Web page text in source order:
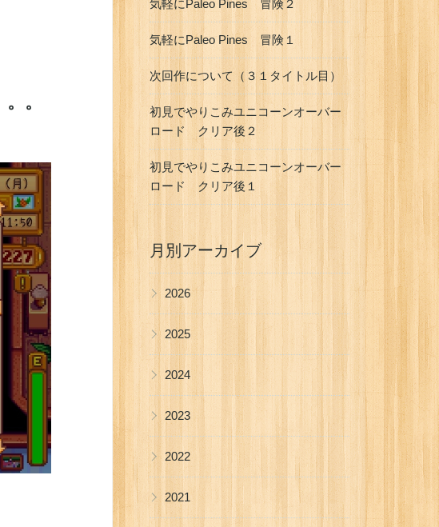
。
気軽にPaleo Pines 冒険２
気軽にPaleo Pines 冒険１
次回作について（３１タイトル目）
初見でやりこみユニコーンオーバー
ロード クリア後２
初見でやりこみユニコーンオーバー
ロード クリア後１
月別アーカイブ
▶ 2026
▶ 2025
▶ 2024
▶ 2023
▶ 2022
▶ 2021